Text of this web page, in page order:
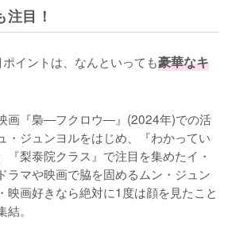
目！
イントは、なんといっても豪華なキ
画『梟―フクロウ―』(2024年)での活
・ジュンヨルをはじめ、『わかってい
『梨泰院クラス』で注目を集めたイ・
ラマや映画で脇を固めるムン・ジュン
映画好きなら絶対に1度は顔を見たこと
。